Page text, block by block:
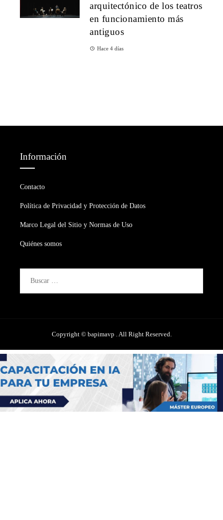
arquitectónico de los teatros
en funcionamiento más
antiguos
Hace 4 días
Información
Contacto
Política de Privacidad y Protección de Datos
Marco Legal del Sitio y Normas de Uso
Quiénes somos
Copyright © bapimavp . All Right Reserved.